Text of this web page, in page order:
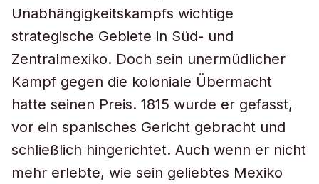
Unabhängigkeitskampfs wichtige
strategische Gebiete in Süd- und
Zentralmexiko. Doch sein unermüdlicher
Kampf gegen die koloniale Übermacht
hatte seinen Preis. 1815 wurde er gefasst,
vor ein spanisches Gericht gebracht und
schließlich hingerichtet. Auch wenn er nicht
mehr erlebte, wie sein geliebtes Mexiko